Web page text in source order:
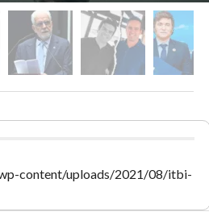
content/uploads/2021/08/itbi-